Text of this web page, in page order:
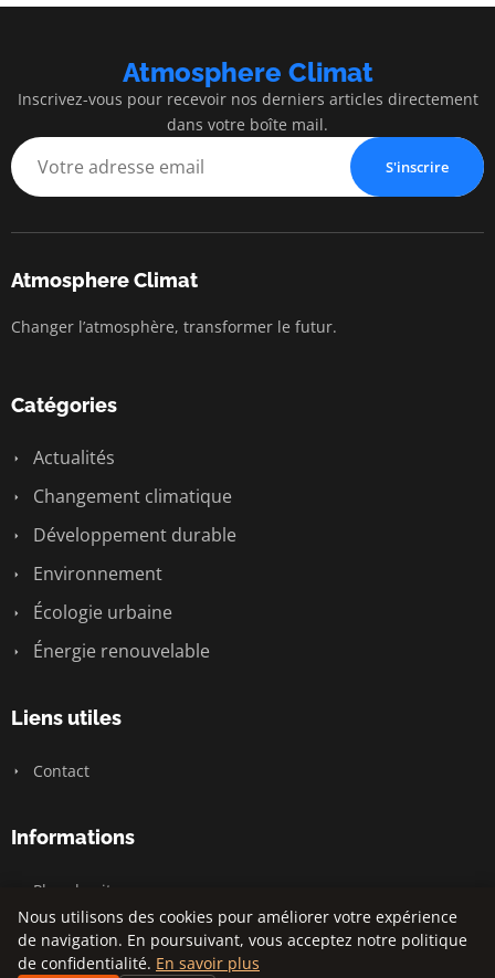
Atmosphere Climat
Inscrivez-vous pour recevoir nos derniers articles directement
dans votre boîte mail.
S'inscrire
Atmosphere Climat
Changer l’atmosphère, transformer le futur.
Catégories
Actualités
Changement climatique
Développement durable
Environnement
Écologie urbaine
Énergie renouvelable
Liens utiles
Contact
Informations
Plan du site
Nous utilisons des cookies pour améliorer votre expérience
de navigation. En poursuivant, vous acceptez notre politique
de confidentialité. En savoir plus